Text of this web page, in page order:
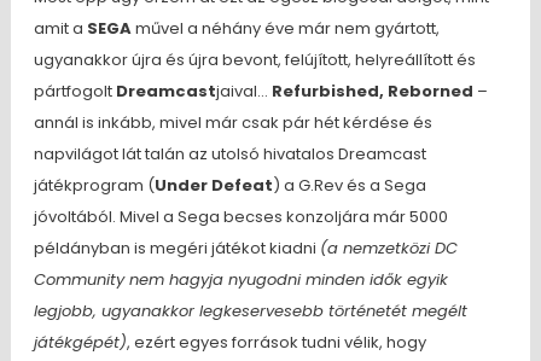
amit a SEGAművel a néhány éve már nem gyártott,
ugyanakkor újra és újra bevont, felújított, helyreállított és
pártfogolt Dreamcastjaival… Refurbished, Reborned –
annál is inkább, mivel már csak pár hét kérdése és
napvilágot lát talán az utolsó hivatalos Dreamcast
játékprogram (Under Defeat) a G.Rev és a Sega
jóvoltából. Mivel a Sega becses konzoljára már 5000
példányban is megéri játékot kiadni (a nemzetközi DC
Community nem hagyja nyugodni minden idők egyik
legjobb, ugyanakkor legkeservesebb történetét megélt
játékgépét), ezért egyes források tudni vélik, hogy